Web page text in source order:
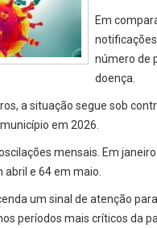
Em
número de
doença.
a situação segue sob
em 2026.
mensais. Em
e 64 em maio.
um sinal de atenção
períodos mais críticos da